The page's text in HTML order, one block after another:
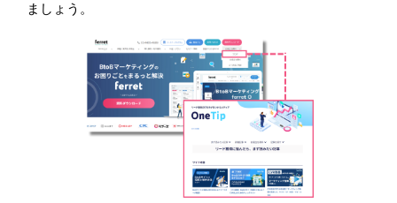
ましょう。